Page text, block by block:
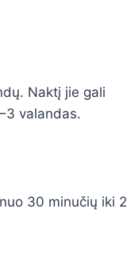
Naktį jie gali
valandas.
30 minučių iki 2